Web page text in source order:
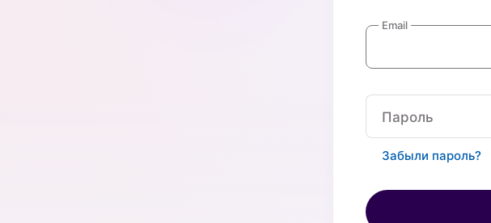
Email
Пароль
Забыли пароль?